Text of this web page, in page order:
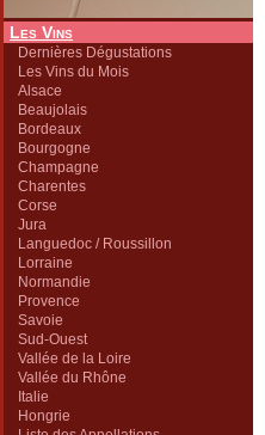
Les Vins
Dernières Dégustations
Les Vins du Mois
Alsace
Beaujolais
Bordeaux
Bourgogne
Champagne
Charentes
Corse
Jura
Languedoc / Roussillon
Lorraine
Normandie
Provence
Savoie
Sud-Ouest
Vallée de la Loire
Vallée du Rhône
Italie
Hongrie